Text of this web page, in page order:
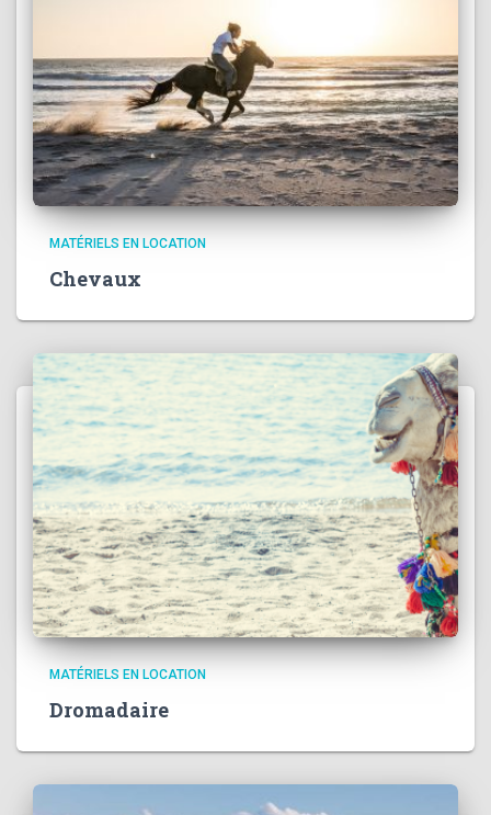
MATÉRIELS EN LOCATION
Chevaux
MATÉRIELS EN LOCATION
Dromadaire